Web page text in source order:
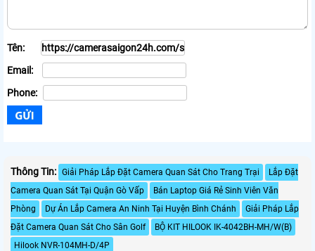
Tên:
Email:
Phone:
Thông Tin: Giải Pháp Lắp Đặt Camera Quan Sát Cho Trang Trại
Lắp Đặt
Camera Quan Sát Tại Quận Gò Vấp
Bán Laptop Giá Rẻ Sinh Viên Văn
Phòng
Dự Án Lắp Camera An Ninh Tại Huyện Bình Chánh
Giải Pháp Lắp
Đặt Camera Quan Sát Cho Sân Golf
BỘ KIT HILOOK IK-4042BH-MH/W(B)
Hilook NVR-104MH-D/4P